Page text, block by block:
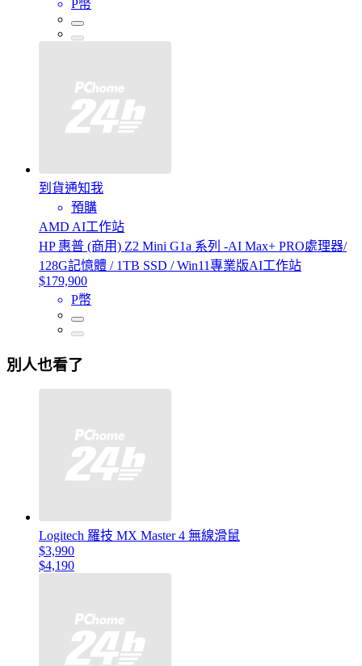
P幣
到貨通知我
預購
AMD AI工作站
HP 惠普 (商用) Z2 Mini G1a 系列 -AI Max+ PRO處理器/
128G記憶體 / 1TB SSD / Win11專業版AI工作站
$179,900
P幣
別人也看了
Logitech 羅技 MX Master 4 無線滑鼠
$3,990
$4,190